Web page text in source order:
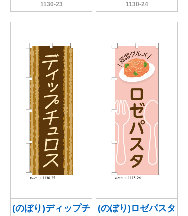
1130-23 1130-24
(のぼり)ディップチ
(のぼり)ロゼパスタ